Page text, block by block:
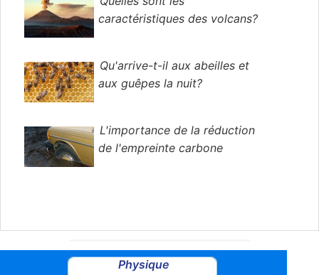
caractéristiques des volcans?
Qu'arrive-t-il aux abeilles et
aux guêpes la nuit?
L'importance de la réduction
de l'empreinte carbone
Physique